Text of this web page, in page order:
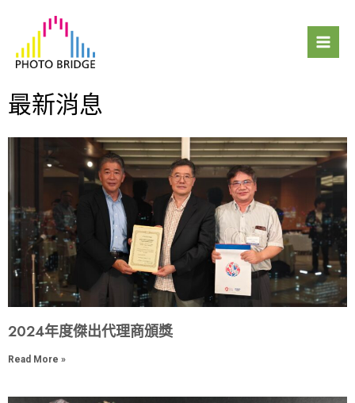
容最新消息
2024年度傑出代理商頒獎
Read More »